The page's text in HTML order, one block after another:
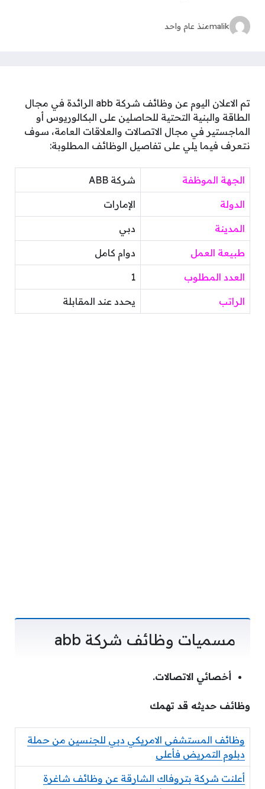
malikمنذ عام واحد
تم الاعلان اليوم عن وظائف شركة abb الرائدة في مجال
الطاقة والبنية التحتية للحاصلين على البكالوريوس أو
الماجستير في مجال الاتصالات والعلاقات العامة، سوف
نتعرف فيما يلي على تفاصيل الوظائف المطلوبة:
الجهة الموظفة شركة ABB
الدولة الإمارات
المدينة دبي
طبيعة العمل دوام كامل
العدد المطلوب 1
الراتب يحدد عند المقابلة
مسميات وظائف شركة abb
أخصائي الاتصالات.
وظائف حديثه قد تهمك
وظائف المستشفى الامريكي دبي للجنسين من حملة
دبلوم التمريض فأعلى
أعلنت شركة بتروفاك الشارقة عن وظائف شاغرة